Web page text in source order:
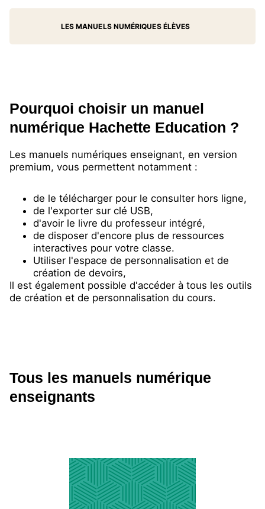
LES MANUELS NUMÉRIQUES ÉLÈVES
Pourquoi choisir un manuel
numérique Hachette Education ?
Les manuels numériques enseignant, en version
premium, vous permettent notamment :
de le télécharger pour le consulter hors ligne,
de l'exporter sur clé USB,
d'avoir le livre du professeur intégré,
de disposer d'encore plus de ressources
interactives pour votre classe.
Utiliser l'espace de personnalisation et de
création de devoirs,
Il est également possible d'accéder à tous les outils
de création et de personnalisation du cours.
Tous les manuels numérique
enseignants